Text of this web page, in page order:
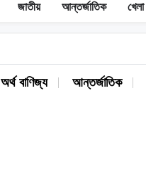
জাতীয় আন্তর্জাতিক খেলা
অর্থ বাণিজ্য আন্তর্জাতিক